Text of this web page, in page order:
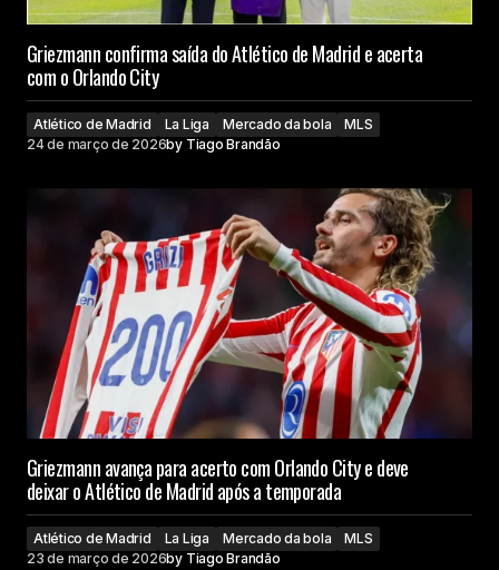
Griezmann confirma saída do Atlético de Madrid e acerta
com o Orlando City
Atlético de Madrid La Liga Mercado da bola
MLS
24 de março de 2026by Tiago Brandão
Griezmann avança para acerto com Orlando City e deve
deixar o Atlético de Madrid após a temporada
Atlético de Madrid La Liga Mercado da bola
MLS
23 de março de 2026by Tiago Brandão